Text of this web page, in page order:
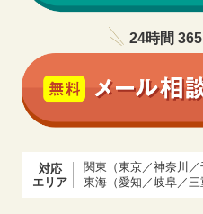
24時間
対応
エリア
関東（東京／神奈川／
東海（愛知／岐阜／三